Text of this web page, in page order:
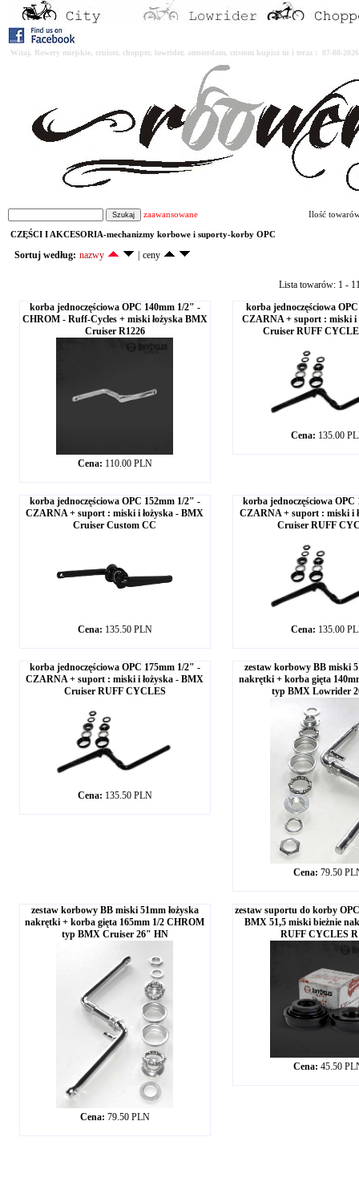
Witaj. Rowery miejskie, cruiser, chopper, lowrider, amsterdam, custom kupisz tu i teraz : 07-08-
zaawansowane Ilość
CZĘŚCI I AKCESORIA-mechanizmy korbowe i suporty-korby OPC
Sortuj według: nazwy ceny
Lista towarów: 1 -
korba jednoczęściowa OPC 140mm 1/2" -
CHROM - Ruff-Cycles + miski łożyska BMX
Cruiser R1226
Cena: 110.00 PLN
korba jednoczęściowa
CZARNA + suport : miski i
Cruiser RUFF
Cena: 135.00
korba jednoczęściowa OPC 152mm 1/2" -
CZARNA + suport : miski i łożyska - BMX
Cruiser Custom CC
Cena: 135.50 PLN
korba jednoczęściowa OPC
CZARNA + suport : miski i
Cruiser RUFF
Cena: 135.00
korba jednoczęściowa OPC 175mm 1/2" -
CZARNA + suport : miski i łożyska - BMX
Cruiser RUFF CYCLES
Cena: 135.50 PLN
zestaw korbowy BB miski
nakrętki + korba gięta
typ BMX Lowrider
Cena: 79.50
zestaw korbowy BB miski 51mm łożyska
nakrętki + korba gięta 165mm 1/2 CHROM
typ BMX Cruiser 26" HN
Cena: 79.50 PLN
zestaw suportu do korby
BMX 51,5 miski bieżnie
RUFF CYCLES
Cena: 45.50